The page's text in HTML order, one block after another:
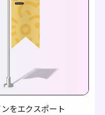
をエクスポート